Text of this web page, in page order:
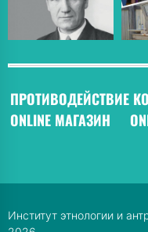
ПРОТИВОДЕЙСТВИЕ
ONLINE МАГАЗИН
Институт этнологии и